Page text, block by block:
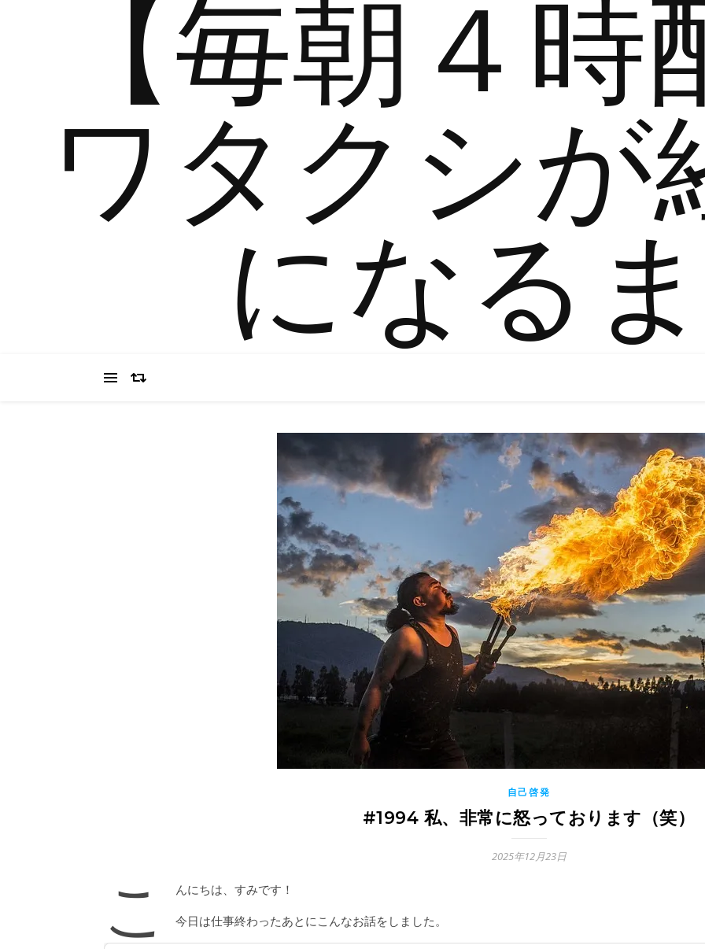
【毎朝４
ワタクシが
になる
自己啓発
#1994 私、非常に怒っております（笑）
2025年12月23日
こ
んにちは、すみです！
今日は仕事終わったあとにこんなお話をしました。